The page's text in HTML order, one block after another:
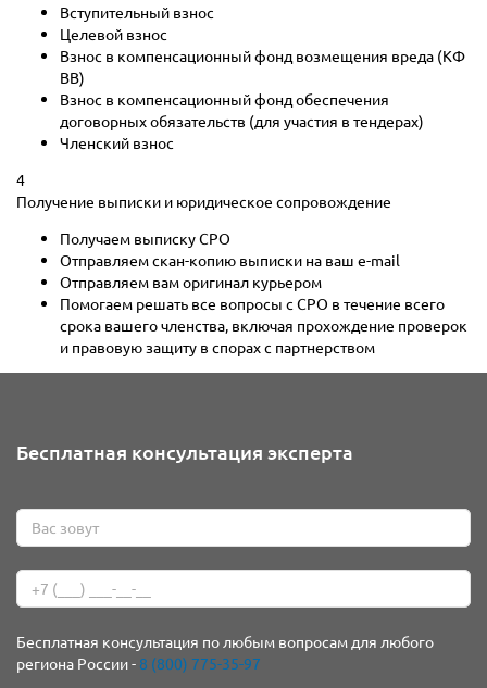
Вступительный взнос
Целевой взнос
Взнос в компенсационный фонд возмещения вреда (КФ
ВВ)
Взнос в компенсационный фонд обеспечения
договорных обязательств (для участия в тендерах)
Членский взнос
4
Получение выписки и юридическое сопровождение
Получаем выписку СРО
Отправляем скан-копию выписки на ваш e-mail
Отправляем вам оригинал курьером
Помогаем решать все вопросы с СРО в течение всего
срока вашего членства, включая прохождение проверок
и правовую защиту в спорах с партнерством
Бесплатная консультация эксперта
Бесплатная консультация по любым вопросам для любого
региона России - 8 (800) 775-35-97